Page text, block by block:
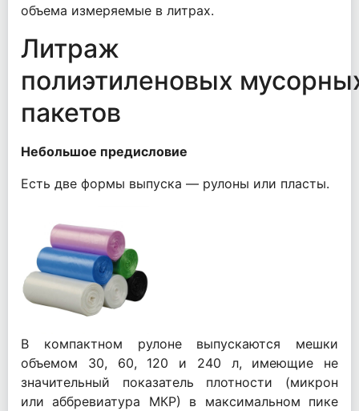
объема измеряемые в литрах.
Литраж
полиэтиленовых
пакетов
Небольшое предисловие
Есть две формы выпуска — рулоны или пласты.
В компактном рулоне выпускаются мешки
объемом 30, 60, 120 и 240 л, имеющие не
значительный показатель плотности (микрон
илиаббревиатура МКР) в максимальном пике